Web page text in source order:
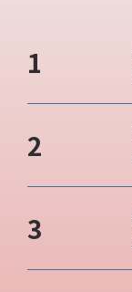
1
2
3